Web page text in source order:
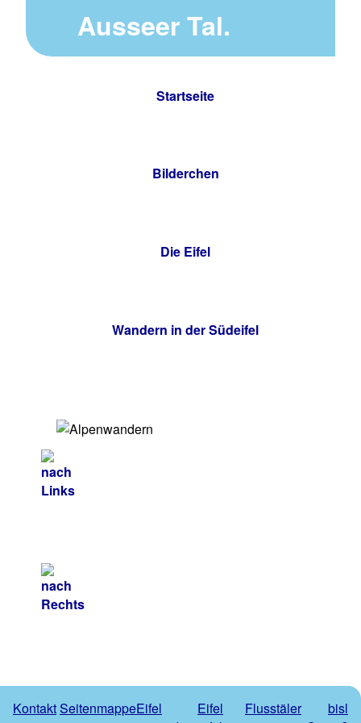
Ausseer Tal.
Startseite
Bilderchen
Die Eifel
Wandern in der Südeifel
KontaktSeitenmappeEifel
Eifel
Flusstäler
bisl